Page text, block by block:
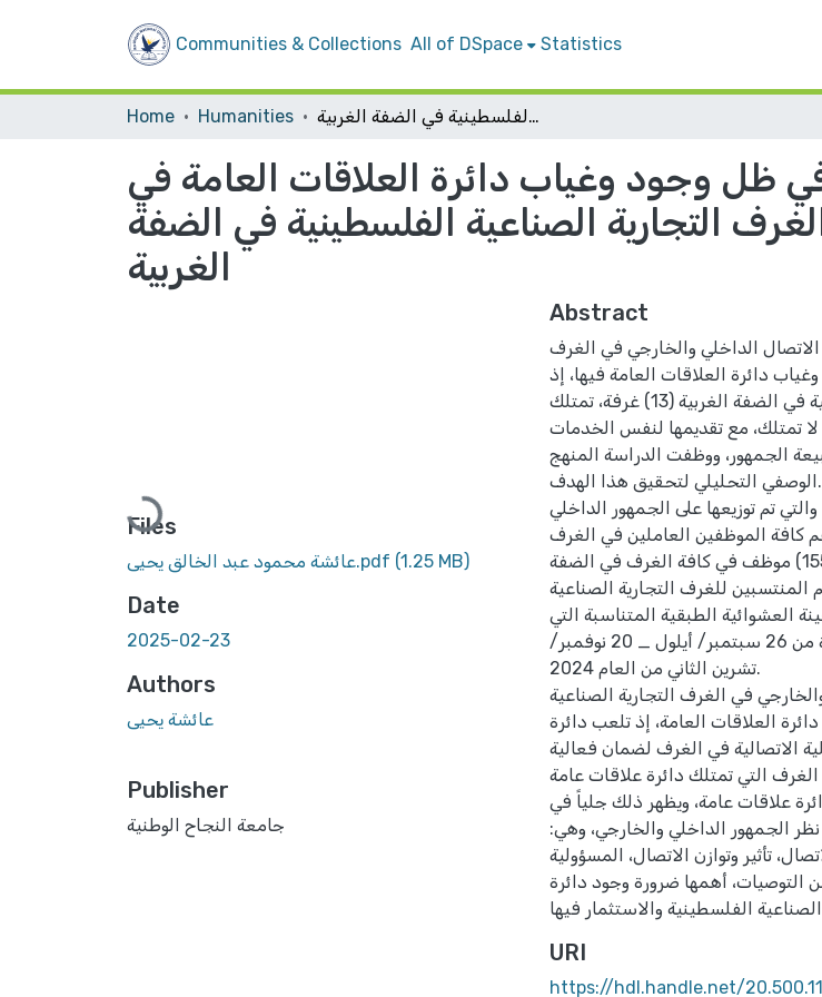
Communities & Collections All of DSpace Statistics
Home Humanities أشكال الاتصال الداخلي والخارجي في ظل وجود وغياب دائرة العلاقات العامة في المؤسسة: دراسة مقارنة بين الغرف التجارية الصناعية الفلسطينية في الضفة الغربية
ظل وجود وغياب دائرة العلاقات العامة في
التجارية الصناعية الفلسطينية في الضفة
الغربية
Loading...
Files
عائشة محمود عبد الخالق يحيى.pdf (1.25 MB)
Date
2025-02-23
Authors
عائشة يحيى
Publisher
جامعة النجاح الوطنية
Abstract
الداخلي والخارجي في الغرف
دائرة العلاقات العامة فيها، إذ
يبلغ عدد الغرف التجارية الصناعية الفلسطينية في الضفة الغربية (13) غرفة، تمتلك
تمتلك، مع تقديمها لنفس الخدمات
الجمهور، ووظفت الدراسة المنهج
الوصفي التحليلي لتحقيق هذا الهدف.
تم توزيعها على الجمهور الداخلي
كافة الموظفين العاملين في الغرف
باستخدام المسح الشامل، حيث بلغ عددهم (155) موظف في كافة الغرف في الضفة
المنتسبين للغرف التجارية الصناعية
العشوائية الطبقية المتناسبة التي
بلغت (380)، خلال الفترة الزمنية الممتدة من 26 سبتمبر/ أيلول _ 20 نوفمبر/
تشرين الثاني من العام 2024.
في الغرف التجارية الصناعية
العلاقات العامة، إذ تلعب دائرة
الاتصالية في الغرف لضمان فعالية
التي تمتلك دائرة علاقات عامة
علاقات عامة، ويظهر ذلك جلياً في
الجمهور الداخلي والخارجي، وهي:
تأثير وتوازن الاتصال، المسؤولية
التوصيات، أهمها ضرورة وجود دائرة
URI
https://hdl.handle.net/